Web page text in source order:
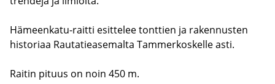
Hämeenkatu-​raitti esit­te­lee tont­tien ja ra­ken­nus­ten
his­to­ri­aa Rau­ta­tie­a­se­mal­ta Tam­mer­kos­kel­le asti.
Rai­tin pi­tuus on noin 450 m.